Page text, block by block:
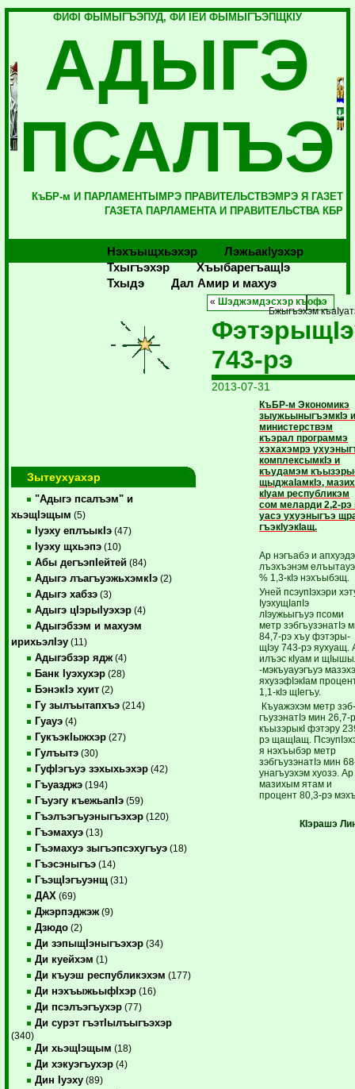
ФИФI ФЫМЫГЪЭПУД, ФИ IЕЙ ФЫМЫГЪЭПЩКIУ
АДЫГЭ
ПСАЛЪЭ
КъБР-м И ПАРЛАМЕНТЫМРЭ ПРАВИТЕЛЬСТВЭМРЭ Я ГАЗЕТ
ГАЗЕТА ПАРЛАМЕНТА И ПРАВИТЕЛЬСТВА КБР
Нэхъыщхьэхэр
Лэжьакlуэхэр
Тхыгъэхэр
Хъыбарегъащlэ
Тхыдэ
Дал Амир и махуэ
Зытеухуахэр
"Адыгэ псалъэм" и
хьэщIэщым (5)
Iуэху еплъыкIэ (47)
Iуэху щхьэпэ (10)
Абы дегъэпIейтей (84)
Адыгэ лъагъуэжьхэмкIэ (2)
Адыгэ хабзэ (3)
Адыгэ цIэрыIуэхэр (4)
Адыгэбзэм и махуэм
ирихьэлIэу (11)
Адыгэбзэр ядж (4)
Банк Iуэхухэр (28)
БэнэкIэ хуит (2)
Гу зылъытапхъэ (214)
Гуауэ (4)
ГукъэкIыжхэр (27)
Гулъытэ (30)
ГуфIэгъуэ зэхыхьэхэр (42)
Гъуазджэ (194)
Гъуэгу къежьапIэ (59)
Гъэлъэгъуэныгъэхэр (120)
Гъэмахуэ (13)
Гъэмахуэ зыгъэпсэхугъуэ (18)
Гъэсэныгъэ (14)
ГъэщIэгъуэнщ (31)
ДАХ (69)
Джэрпэджэж (9)
Дзюдо (2)
Ди зэпыщIэныгъэхэр (34)
Ди куейхэм (1)
Ди къуэш республикэхэм (177)
Ди нэхъыжьыфIхэр (16)
Ди псэлъэгъухэр (77)
Ди сурэт гъэтIылъыгъэхэр
(340)
Ди хьэщIэщым (18)
Ди хэкуэгъухэр (4)
Дин Iуэху (89)
« Шэджэмдэсхэр къофэ
Бжыгъэхэм
743-рэ
2013-07-31
КъБР-м Экономикэ
зыужьыныгъэмкIэ
министерствэм
къэрал программэ
хэхахэмрэ
комплек­сым­кIэ и
къудамэм
щы­джаIамкIэ, мазих
кIуам республикэм
сом меларди 2,2-рэ
уасэ ухуэныгъэ
гъэ­кIуэкIащ.
Ар нэгъабэ и апхуэдэ
лъэхъэнэм елъытауэ
% 1,3-кIэ нэхъыбэщ.
Уней псэупIэхэри
IуэхущIапIэ
лIэужьыгъуэ псоми
метр зэбгъу­зэнатIэ
84,7-рэ хъу фэтэ­ры­
щIэу 743-рэ яу­хуащ.
илъэс кIуам и
-мэкъуауэгъуэ
яхузэфIэкIам
1,1-кIэ щIегъу.
Къуажэхэм метр
гъу­зэнатIэ мин 26,7-
къызэрыкI фэтэру
рэ щащIащ.
я нэхъыбэр метр
зэбгъузэнатIэ мин
унагъуэхэм хуозэ. Ар
мазихым ятам и
процент 80,3-рэ
КIэрашэ